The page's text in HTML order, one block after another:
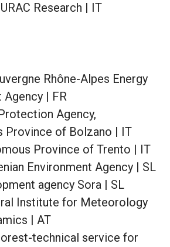
Research | IT
Rhône-Alpes Energy
Agency | FR
Agency,
Province of Bolzano | IT
Province of Trento | IT
Environment Agency | SL
agency Sora | SL
Institute for Meteorology
| AT
technical service for